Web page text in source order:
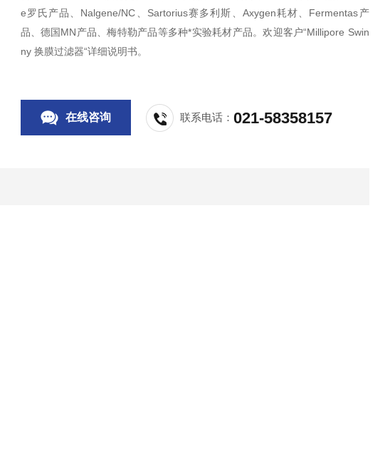
e罗氏产品、Nalgene/NC、Sartorius赛多利斯、Axygen耗材、Fermentas产
品、德国MN产品、梅特勒产品等多种*实验耗材产品。欢迎客户“Millipore Swin
ny 换膜过滤器“详细说明书。
在线咨询 联系电话：021-58358157